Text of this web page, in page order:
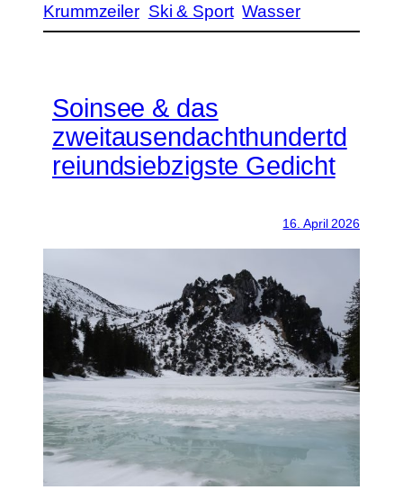
Krummzeiler Ski & Sport Wasser
Soinsee & das
zweitausendachthundertd
reiundsiebzigste Gedicht
16. April 2026